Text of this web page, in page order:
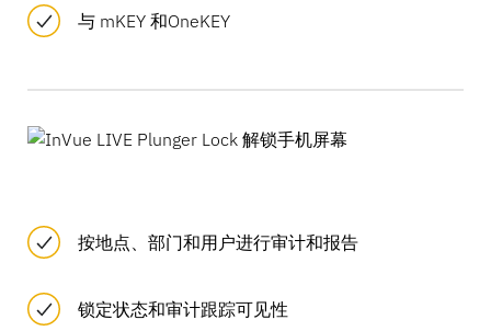
与 mKEY 和OneKEY
按地点、部门和用户进行审计和报告
锁定状态和审计跟踪可见性